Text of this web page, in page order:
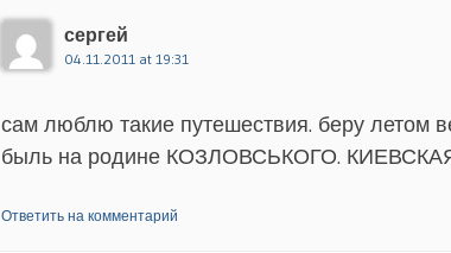
сергей
04.11.2011 at 19:31
сам люблю такие путешествия. беру летом
быль на родине КОЗЛОВСЬКОГО.
Ответить на комментарий